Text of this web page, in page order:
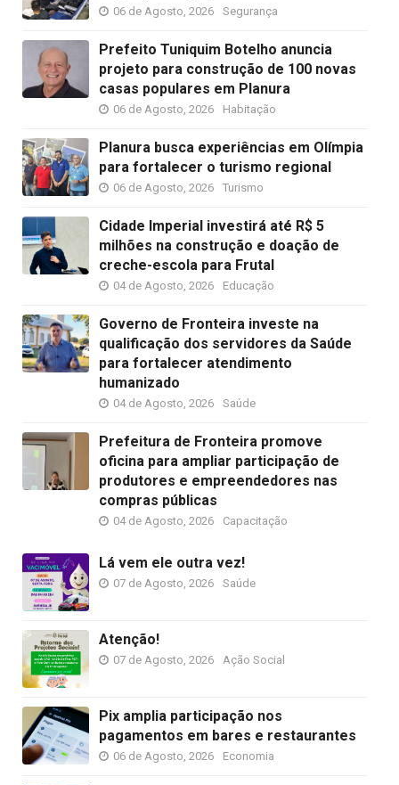
06 de Agosto, 2026 Segurança
Prefeito Tuniquim Botelho anuncia
projeto para construção de 100 novas
casas populares em Planura
06 de Agosto, 2026 Habitação
Planura busca experiências em Olímpia
para fortalecer o turismo regional
06 de Agosto, 2026 Turismo
Cidade Imperial investirá até R$ 5
milhões na construção e doação de
creche-escola para Frutal
04 de Agosto, 2026 Educação
Governo de Fronteira investe na
qualificação dos servidores da Saúde
para fortalecer atendimento
humanizado
04 de Agosto, 2026 Saúde
Prefeitura de Fronteira promove
oficina para ampliar participação de
produtores e empreendedores nas
compras públicas
04 de Agosto, 2026 Capacitação
Lá vem ele outra vez!
07 de Agosto, 2026 Saúde
Atenção!
07 de Agosto, 2026 Ação Social
Pix amplia participação nos
pagamentos em bares e restaurantes
06 de Agosto, 2026 Economia